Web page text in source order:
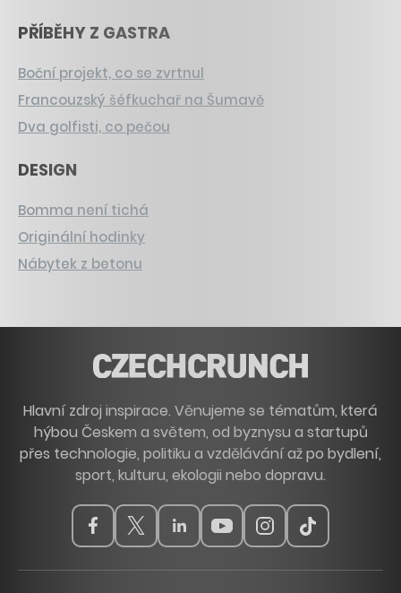
PŘÍBĚHY Z GASTRA
Boční projekt, co se zvrtnul
Francouzský šéfkuchař na Šumavě
Dva golfisti, co pečou
DESIGN
Bomma není tichá
Originální hodinky
Nábytek z betonu
Hlavní zdroj inspirace. Věnujeme se tématům, která
hýbou Českem a světem, od byznysu a startupů
přes technologie, politiku a vzdělávání až po bydlení,
sport, kulturu, ekologii nebo dopravu.